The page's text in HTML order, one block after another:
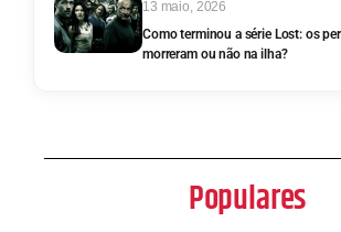
Como terminou a série Lost: os
morreram ou não na ilha?
13 maio, 2026
Populares